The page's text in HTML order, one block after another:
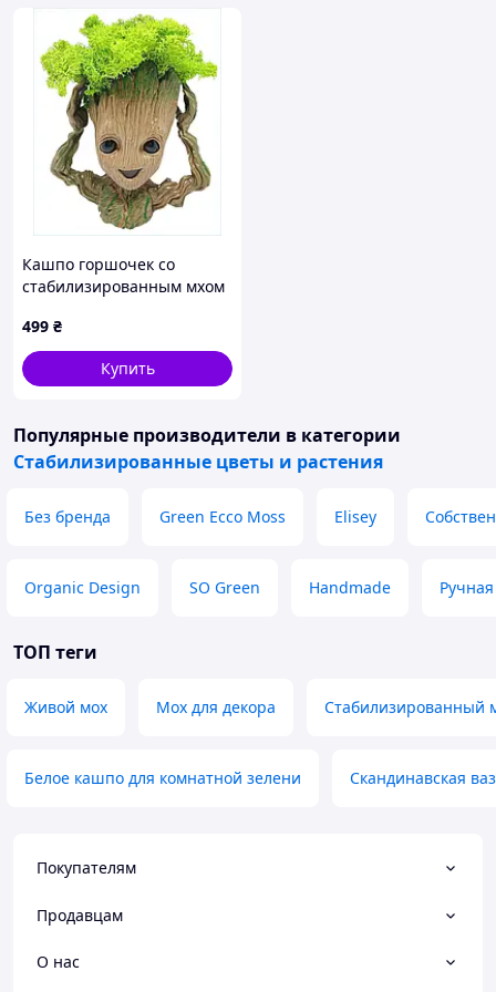
Кашпо горшочек со
стабилизированным мхом
Бежевый (2417748830)
8B839386TA
499 ₴
Купить
Популярные производители в категории
Стабилизированные цветы и растения
Без бренда Green Ecco Moss Elisey
Organic Design SO Green Handmade
ТОП теги
Живой мох Мох для декора Стабилизированный
Белое кашпо для комнатной зелени Скандинавская
Покупателям
Продавцам
О нас